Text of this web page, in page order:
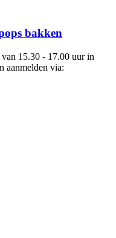
bakken
15.30 - 17.00 uur in
aanmelden via: